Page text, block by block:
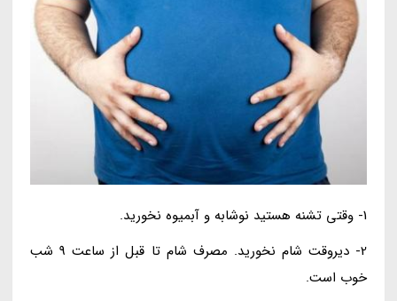
1- وقتی تشنه هستید نوشابه و آبمیوه نخورید.
2- دیروقت شام نخورید. مصرف شام تا قبل از ساعت 9 شب
خوب است.